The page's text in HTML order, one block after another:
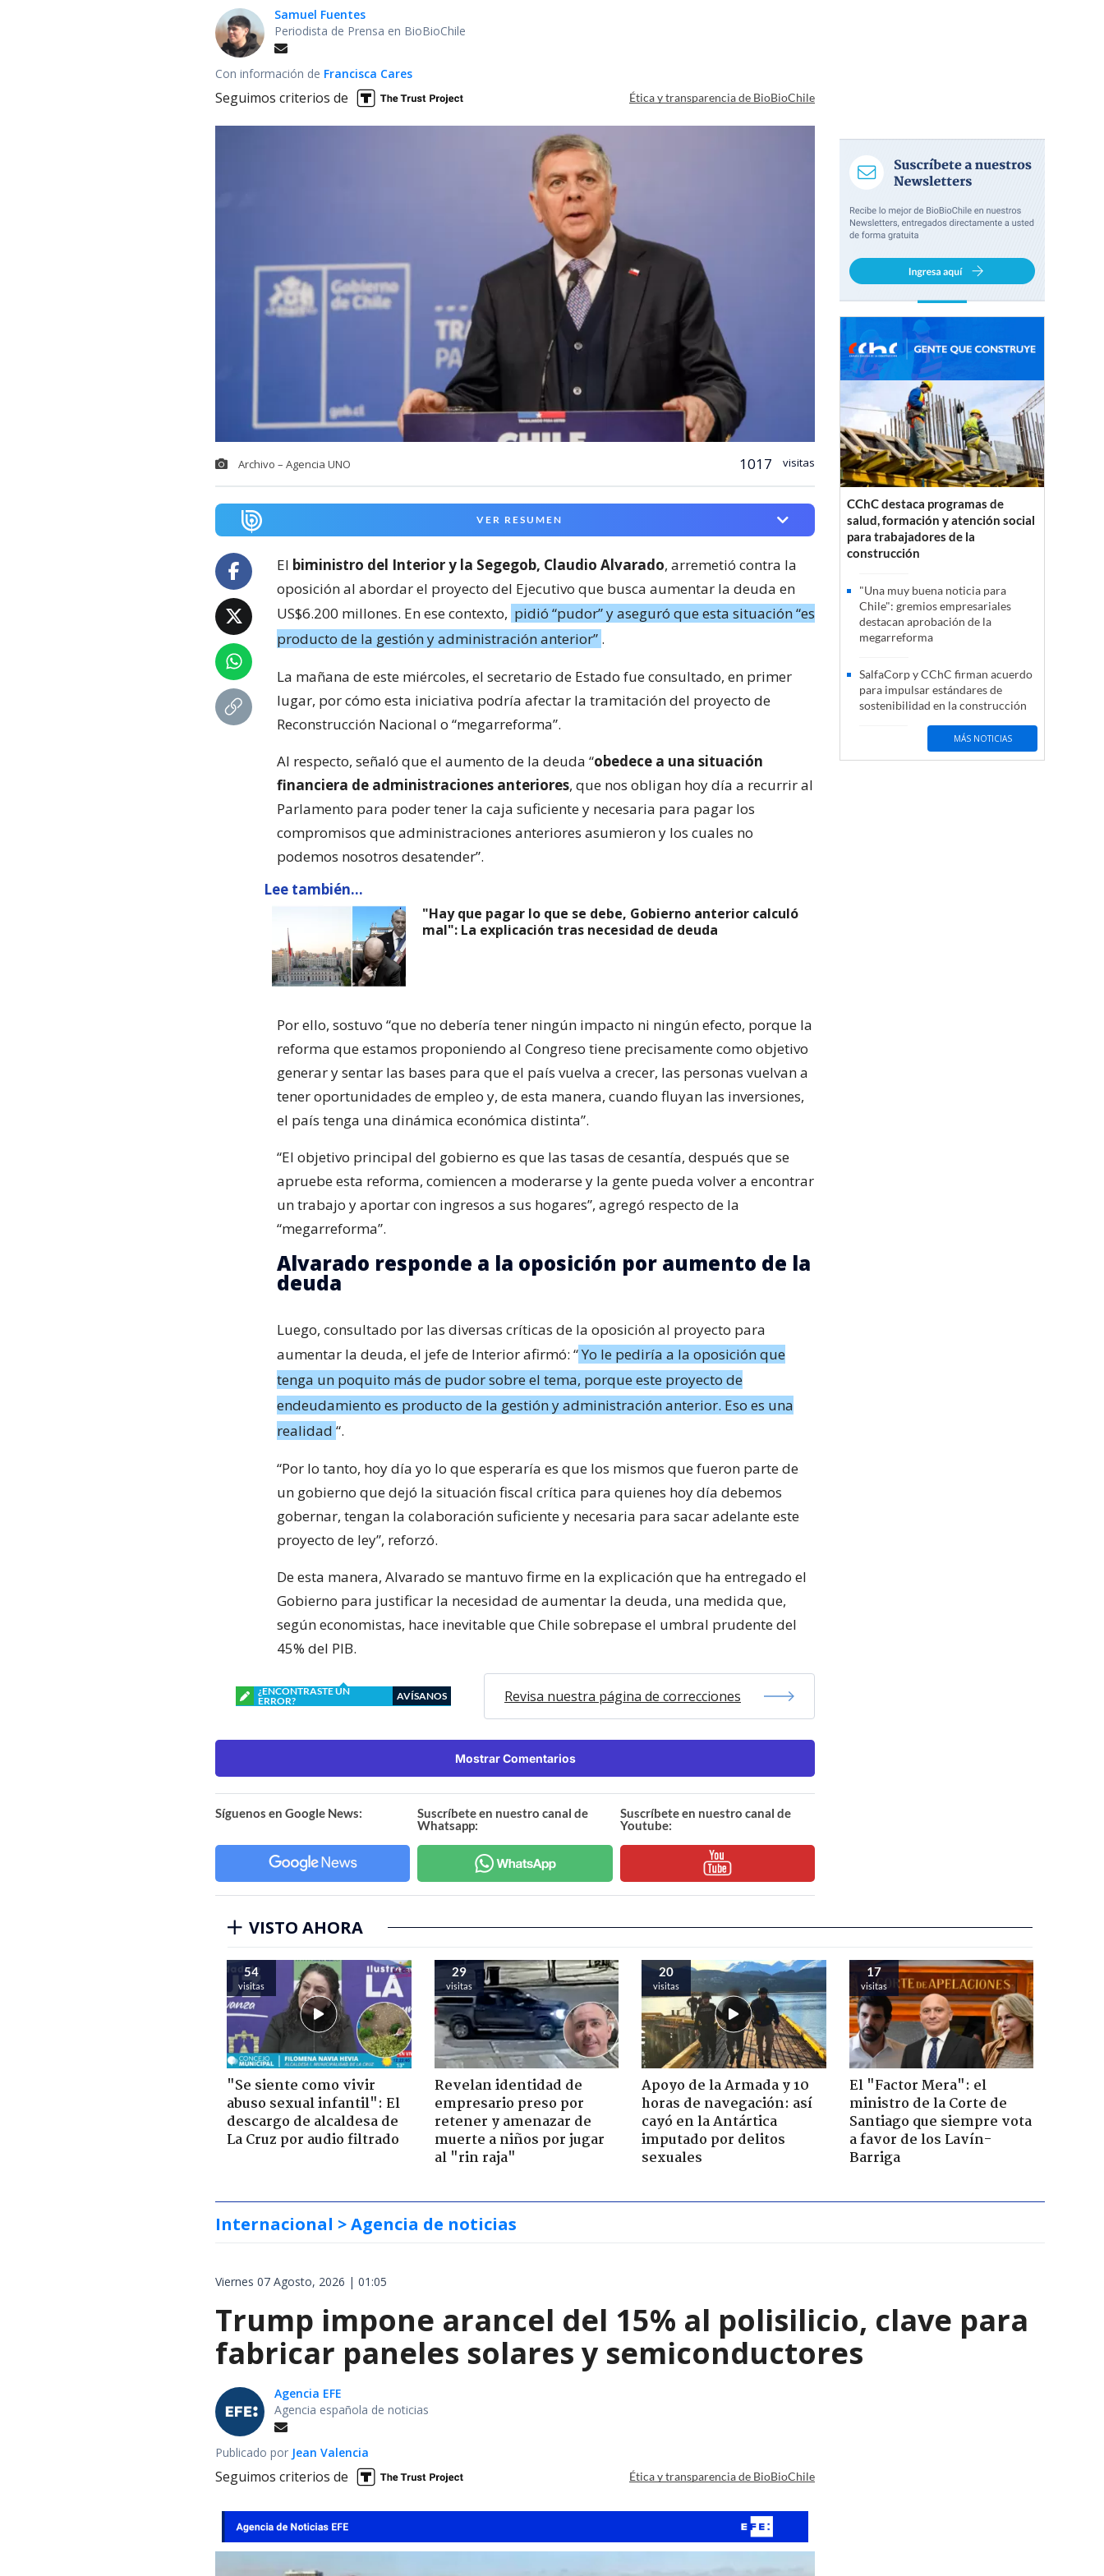
Samuel Fuentes
Periodista de Prensa en BioBioChile
Con información de Francisca Cares
Seguimos criterios de Ética y transparencia de BioBioChile
Archivo – Agencia UNO 1017 visitas
VER RESUMEN
El biministro del Interior y la Segegob, Claudio Alvarado, arremetió contra la
oposición al abordar el proyecto del Ejecutivo que busca aumentar la deuda en
US$6.200 millones. En ese contexto, pidió “pudor” y aseguró que esta situación “es
producto de la gestión y administración anterior” .
La mañana de este miércoles, el secretario de Estado fue consultado, en primer
lugar, por cómo esta iniciativa podría afectar la tramitación del proyecto de
Reconstrucción Nacional o “megarreforma”.
Al respecto, señaló que el aumento de la deuda “obedece a una situación
financiera de administraciones anteriores, que nos obligan hoy día a recurrir al
Parlamento para poder tener la caja suficiente y necesaria para pagar los
compromisos que administraciones anteriores asumieron y los cuales no
podemos nosotros desatender”.
Lee también...
"Hay que pagar lo que se debe, Gobierno anterior calculó
mal": La explicación tras necesidad de deuda
Por ello, sostuvo “que no debería tener ningún impacto ni ningún efecto, porque la
reforma que estamos proponiendo al Congreso tiene precisamente como objetivo
generar y sentar las bases para que el país vuelva a crecer, las personas vuelvan a
tener oportunidades de empleo y, de esta manera, cuando fluyan las inversiones,
el país tenga una dinámica económica distinta”.
“El objetivo principal del gobierno es que las tasas de cesantía, después que se
apruebe esta reforma, comiencen a moderarse y la gente pueda volver a encontrar
un trabajo y aportar con ingresos a sus hogares”, agregó respecto de la
“megarreforma”.
Alvarado responde a la oposición por aumento de la
deuda
Luego, consultado por las diversas críticas de la oposición al proyecto para
aumentar la deuda, el jefe de Interior afirmó: “Yo le pediría a la oposición que
tenga un poquito más de pudor sobre el tema, porque este proyecto de
endeudamiento es producto de la gestión y administración anterior. Eso es una
realidad “.
“Por lo tanto, hoy día yo lo que esperaría es que los mismos que fueron parte de
un gobierno que dejó la situación fiscal crítica para quienes hoy día debemos
gobernar, tengan la colaboración suficiente y necesaria para sacar adelante este
proyecto de ley”, reforzó.
De esta manera, Alvarado se mantuvo firme en la explicación que ha entregado el
Gobierno para justificar la necesidad de aumentar la deuda, una medida que,
según economistas, hace inevitable que Chile sobrepase el umbral prudente del
45% del PIB.
¿ENCONTRASTE UN
ERROR?
AVÍSANOS Revisa nuestra página de correcciones
Mostrar Comentarios
Síguenos en Google News:
Suscríbete en nuestro canal de
Whatsapp:
Suscríbete en nuestro canal de
Youtube:
CChC destaca programas de
salud, formación y atención social
para trabajadores de la
construcción
"Una muy buena noticia para
Chile": gremios empresariales
destacan aprobación de la
megarreforma
SalfaCorp y CChC firman acuerdo
para impulsar estándares de
sostenibilidad en la construcción
MÁS NOTICIAS
VISTO AHORA
54
visitas
"Se siente como vivir
abuso sexual infantil": El
descargo de alcaldesa de
La Cruz por audio filtrado
29
visitas
Revelan identidad de
empresario preso por
retener y amenazar de
muerte a niños por jugar
al "rin raja"
20
visitas
Apoyo de la Armada y 10
horas de navegación: así
cayó en la Antártica
imputado por delitos
sexuales
17
visitas
El "Factor Mera": el
ministro de la Corte de
Santiago que siempre vota
a favor de los Lavín-
Barriga
Internacional > Agencia de noticias
Viernes 07 Agosto, 2026 | 01:05
Trump impone arancel del 15% al polisilicio, clave para
fabricar paneles solares y semiconductores
Agencia EFE
Agencia española de noticias
Publicado por Jean Valencia
Seguimos criterios de Ética y transparencia de BioBioChile